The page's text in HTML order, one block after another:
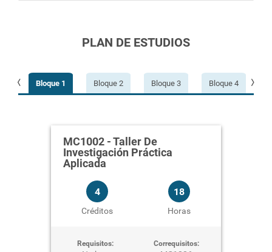
PLAN DE ESTUDIOS
Bloque 1 Bloque 2 Bloque 3 Bloque 4
MC1002 -Taller De
Investigación Práctica
Aplicada
4
Créditos
18
Horas
Requisitos: Correquisitos: